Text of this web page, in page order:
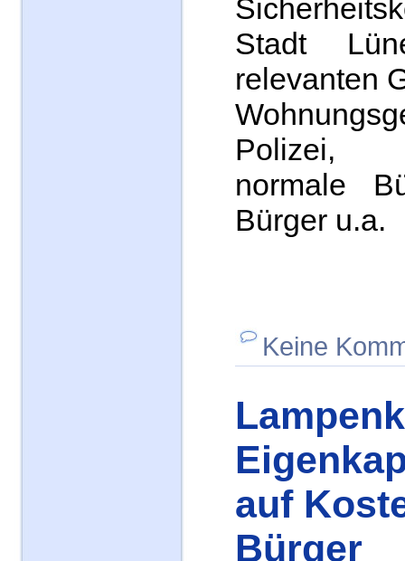
Stadt
relevanten
Polizei,
normale
Bürger u.a.
Keine
auf
Bürger